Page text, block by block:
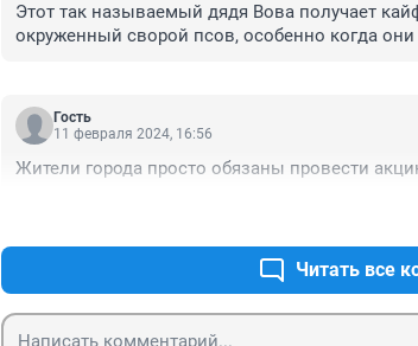
Этот так называемый дядя Вова получает
окруженный сворой псов, особенно когда
Гость
11 февраля 2024, 16:56
Жители города просто обязаны провести
Читать все